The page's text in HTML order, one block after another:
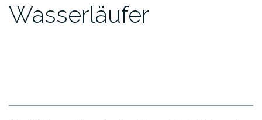
Wasserläufer